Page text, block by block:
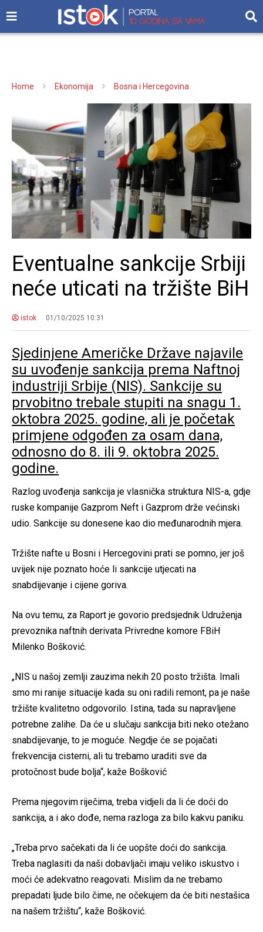
Home Ekonomija Bosna i Hercegovina
Eventualne sankcije Srbiji
neće uticati na tržište BiH
istok 01/10/2025 10:31
Sjedinjene Američke Države najavile
su uvođenje sankcija prema Naftnoj
industriji Srbije (NIS). Sankcije su
prvobitno trebale stupiti na snagu 1.
oktobra 2025. godine, ali je početak
primjene odgođen za osam dana,
odnosno do 8. ili 9. oktobra 2025.
godine.
Razlog uvođenja sankcija je vlasnička struktura NIS-a, gdje
ruske kompanije Gazprom Neft i Gazprom drže većinski
udio. Sankcije su donesene kao dio međunarodnih mjera.
Tržište nafte u Bosni i Hercegovini prati se pomno, jer još
uvijek nije poznato hoće li sankcije utjecati na
snabdijevanje i cijene goriva.
Na ovu temu, za Raport je govorio predsjednik Udruženja
prevoznika naftnih derivata Privredne komore FBiH
Milenko Bošković.
„NIS u našoj zemlji zauzima nekih 20 posto tržišta. Imali
smo mi ranije situacije kada su oni radili remont, pa je naše
tržište kvalitetno odgovorilo. Istina, tada su napravljene
potrebne zalihe. Da će u slučaju sankcija biti neko otežano
snabdijevanje, to je moguće. Negdje će se pojačati
frekvencija cisterni, ali tu trebamo uraditi sve da
protočnost bude bolja“, kaže Bošković
Prema njegovim riječima, treba vidjeli da li će doći do
sankcija, a i ako dođe, nema razloga za bilo kakvu paniku.
„Treba prvo sačekati da li će uopšte doći do sankcija.
Treba naglasiti da naši dobavljači imaju veliko iskustvo i
moći će adekvatno reagovati. Mislim da ne trebamo
prepadati ljude bilo čime, ne očekujem da će biti nestašica
na našem tržištu“, kaže Bošković.